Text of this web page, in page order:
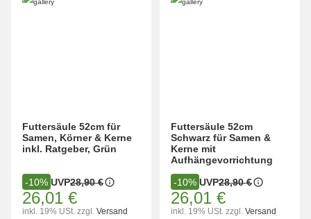
Futtersäule 52cm für
Samen, Körner & Kerne
inkl. Ratgeber, Grün
-10% UVP28,90 €
26,01 €
inkl. 19% USt. zzgl. Versand
Futtersäule 52cm
Schwarz für Samen &
Kerne mit
Aufhängevorrichtung
-10% UVP28,90 €
26,01 €
inkl. 19% USt. zzgl. Versand